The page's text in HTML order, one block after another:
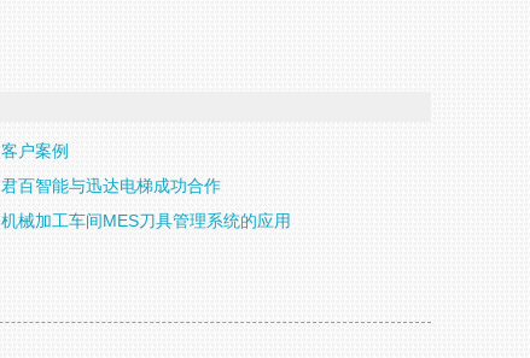
客户案例
君百智能与迅达电梯成功合作
机械加工车间MES刀具管理系统的应用